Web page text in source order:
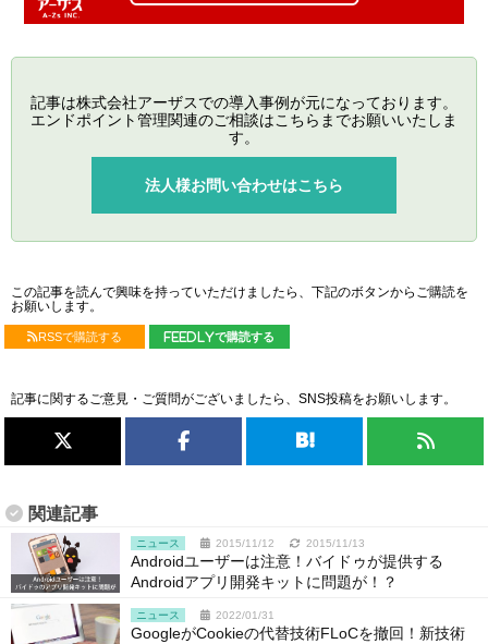
記事は株式会社アーザスでの導入事例が元になっております。
エンドポイント管理関連のご相談はこちらまでお願いいたしま
す。
法人様お問い合わせはこちら
この記事を読んで興味を持っていただけましたら、下記のボタンからご購読を
お願いします。
RSSで購読する feedlyで購読する
記事に関するご意見・ご質問がございましたら、SNS投稿をお願いします。
関連記事
ニュース 2015/11/12 2015/11/13
Androidユーザーは注意！バイドゥが提供する
Androidアプリ開発キットに問題が！？
ニュース 2022/01/31
GoogleがCookieの代替技術FLoCを撤回！新技術